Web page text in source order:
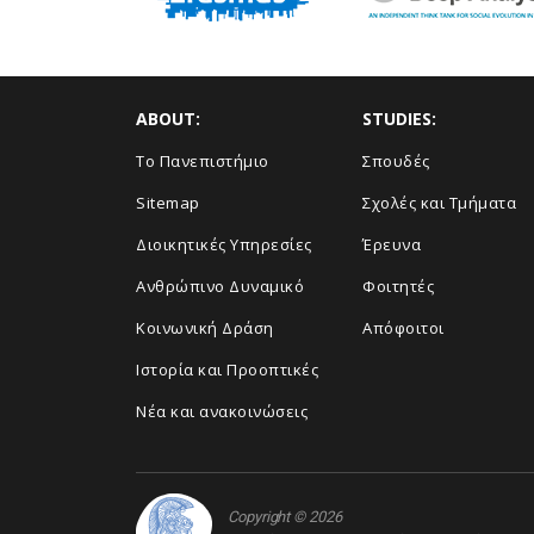
ABOUT:
Το Πανεπιστήμιο
Sitemap
Διοικητικές Υπηρεσίες
Ανθρώπινο Δυναμικό
Κοινωνική Δράση
Ιστορία και Προοπτικές
Νέα και ανακοινώσεις
STUDIES:
Σπουδές
Σχολές και Τμήματα
Έρευνα
Φοιτητές
Απόφοιτοι
Copyright © 2026